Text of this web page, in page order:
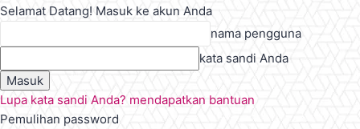
Selamat Datang! Masuk ke akun Anda
nama pengguna
kata sandi Anda
Lupa kata sandi Anda? mendapatkan bantuan
Pemulihan password